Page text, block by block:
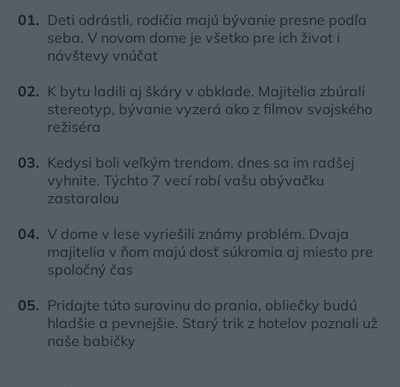
Deti odrástli, rodičia majú bývanie presne podľa
seba. V novom dome je všetko pre ich život i
návštevy vnúčat
K bytu ladili aj škáry v obklade. Majitelia zbúrali
stereotyp, bývanie vyzerá ako z filmov svojského
režiséra
Kedysi boli veľkým trendom, dnes sa im radšej
vyhnite. Týchto 7 vecí robí vašu obývačku
zastaralou
V dome v lese vyriešili známy problém. Dvaja
majitelia v ňom majú dosť súkromia aj miesto pre
spoločný čas
Pridajte túto surovinu do prania, obliečky budú
hladšie a pevnejšie. Starý trik z hotelov poznali už
naše babičky